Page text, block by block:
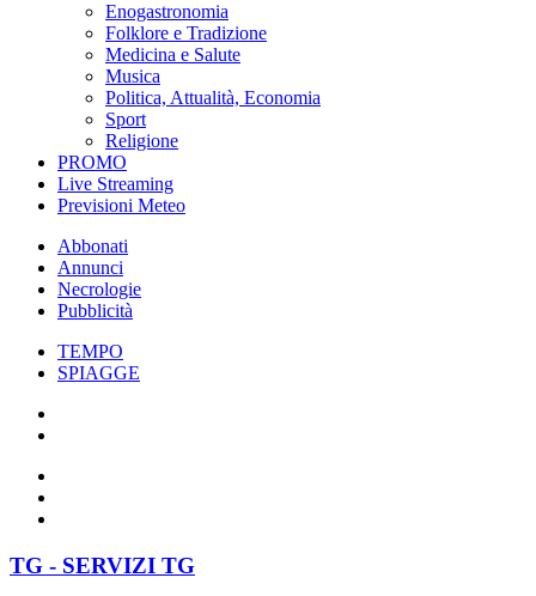
Enogastronomia
Folklore e Tradizione
Medicina e Salute
Musica
Politica, Attualità, Economia
Sport
Religione
PROMO
Live Streaming
Previsioni Meteo
Abbonati
Annunci
Necrologie
Pubblicità
TEMPO
SPIAGGE
TG - SERVIZI TG